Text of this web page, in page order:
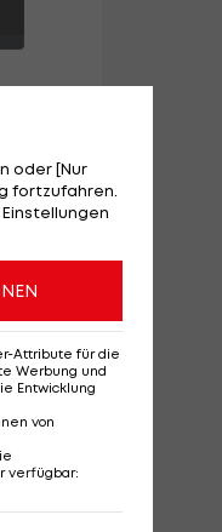
oder [Nur
fortzufahren.
Attribute für die
Werbung und
Entwicklung
von
verfügbar: